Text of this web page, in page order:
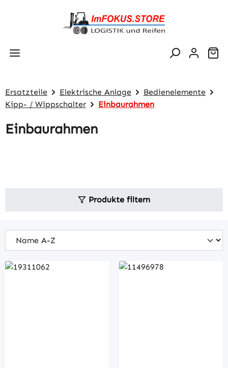
Zum Hauptinhalt springen
Ersatzteile Elektrische Anlage
Bedienelemente
Kipp- / Wippschalter
Einbaurahmen
Einbaurahmen
Produkte filtern